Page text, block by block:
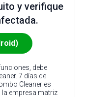
y verifique
debe
7 días de
Cleaner es
la empresa matriz